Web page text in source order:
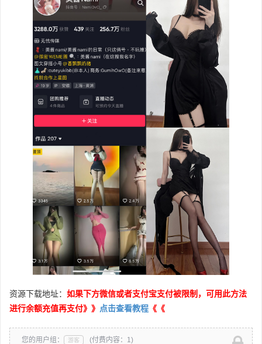
资源下载地址： 如果下方微信或者支付宝支付被限制，可用此方法
进行余额充值再支付》》 点击查看教程 《《
您的用户组： 游客 (付费内容：1)